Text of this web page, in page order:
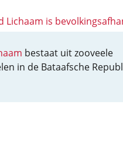
Lichaam is
bestaat uit zooveele
in de Bataafsche